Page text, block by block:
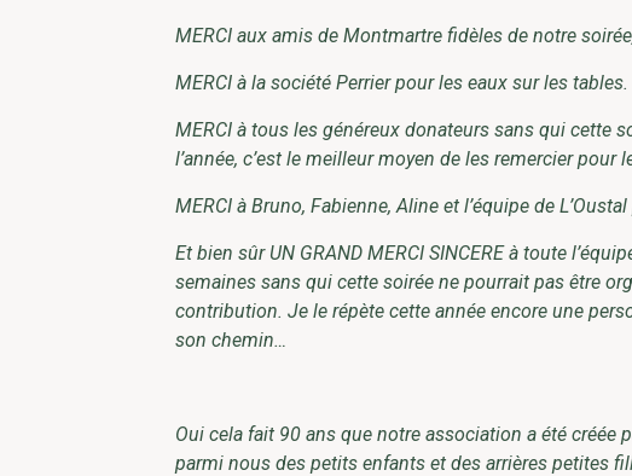
MERCI aux amis de Montmartre fidèles de notre
MERCI à la société Perrier pour les eaux sur les tables.
MERCI à tous les généreux donateurs sans qui cette
l’année, c’est le meilleur moyen de les remercier
MERCI à Bruno, Fabienne, Aline et l’équipe de
Et bien sûr UN GRAND MERCI SINCERE à toute
semaines sans qui cette soirée ne pourrait pas être
contribution. Je le répète cette année encore une
son chemin…
Oui cela fait 90 ans que notre association a été créée
parmi nous des petits enfants et des arrières petites